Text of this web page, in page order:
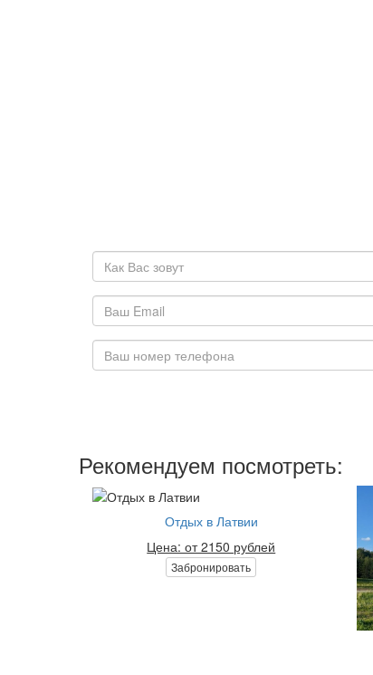
Рекомендуем посмотреть:
Отдых в Латвии
Цена: от 2150 рублей
Забронировать